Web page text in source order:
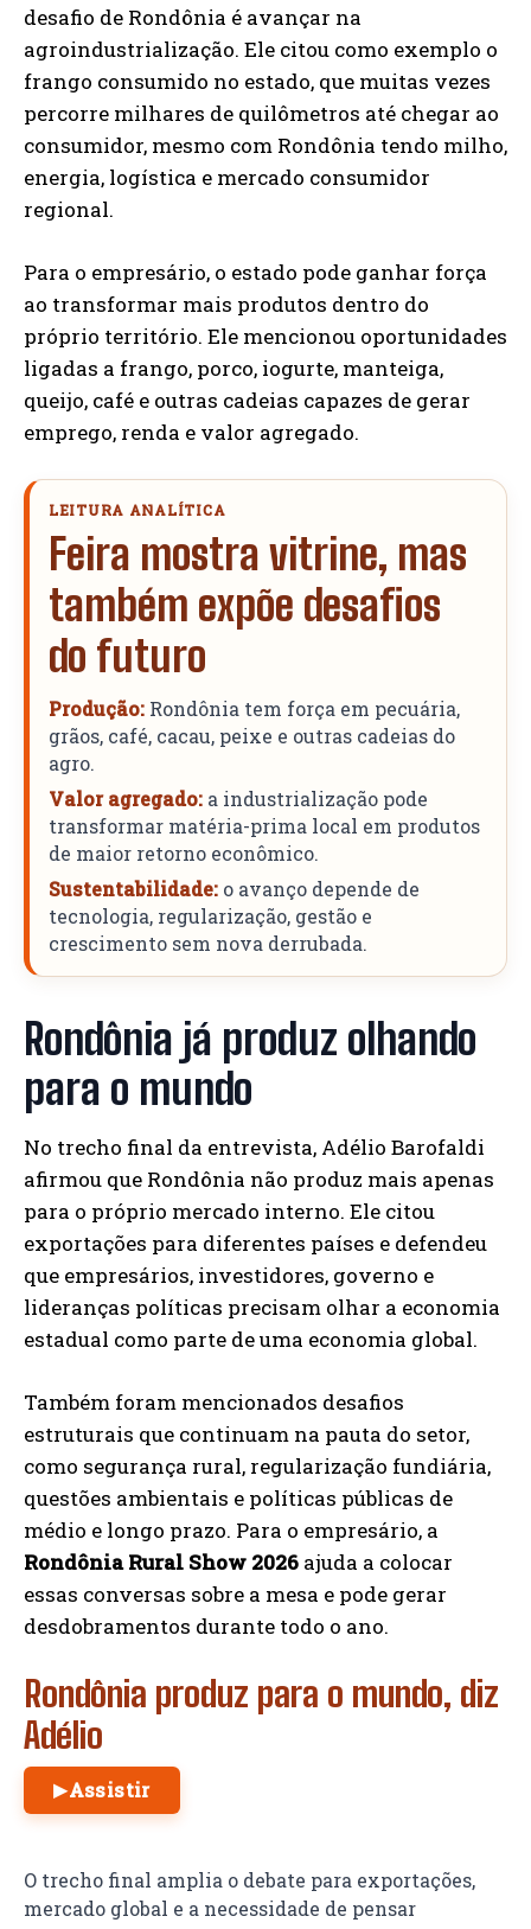
desafio de Rondônia é avançar na
agroindustrialização. Ele citou como exemplo o
frango consumido no estado, que muitas vezes
percorre milhares de quilômetros até chegar ao
consumidor, mesmo com Rondônia tendo milho,
energia, logística e mercado consumidor
regional.
Para o empresário, o estado pode ganhar força
ao transformar mais produtos dentro do
próprio território. Ele mencionou oportunidades
ligadas a frango, porco, iogurte, manteiga,
queijo, café e outras cadeias capazes de gerar
emprego, renda e valor agregado.
LEITURA ANALÍTICA
Feira mostra vitrine, mas
também expõe desafios
do futuro
Produção: Rondônia tem força em pecuária,
grãos, café, cacau, peixe e outras cadeias do
agro.
Valor agregado: a industrialização pode
transformar matéria-prima local em produtos
de maior retorno econômico.
Sustentabilidade: o avanço depende de
tecnologia, regularização, gestão e
crescimento sem nova derrubada.
Rondônia já produz olhando
para o mundo
No trecho final da entrevista, Adélio Barofaldi
afirmou que Rondônia não produz mais apenas
para o próprio mercado interno. Ele citou
exportações para diferentes países e defendeu
que empresários, investidores, governo e
lideranças políticas precisam olhar a economia
estadual como parte de uma economia global.
Também foram mencionados desafios
estruturais que continuam na pauta do setor,
como segurança rural, regularização fundiária,
questões ambientais e políticas públicas de
médio e longo prazo. Para o empresário, a
Rondônia Rural Show 2026 ajuda a colocar
essas conversas sobre a mesa e pode gerar
desdobramentos durante todo o ano.
Rondônia produz para o mundo, diz
Adélio
▶Assistir
O trecho final amplia o debate para exportações,
mercado global e a necessidade de pensar